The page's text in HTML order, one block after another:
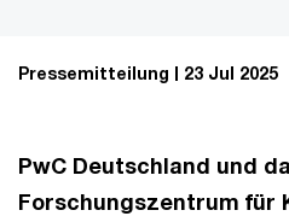
Pressemitteilung 23 Jul 2025
PwC Deutschland und
Forschungszentrum für